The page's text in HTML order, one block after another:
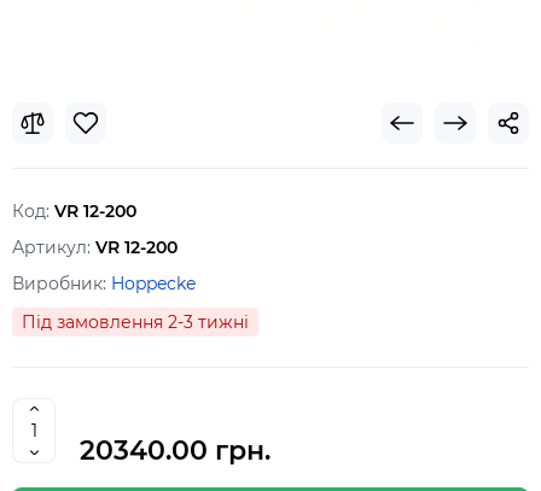
Код: VR 12-200
Артикул: VR 12-200
Виробник: Hoppecke
Під замовлення 2-3 тижні
20340.00 грн.